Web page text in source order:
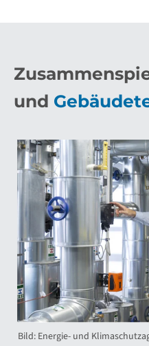
und
Bild: Energie- und